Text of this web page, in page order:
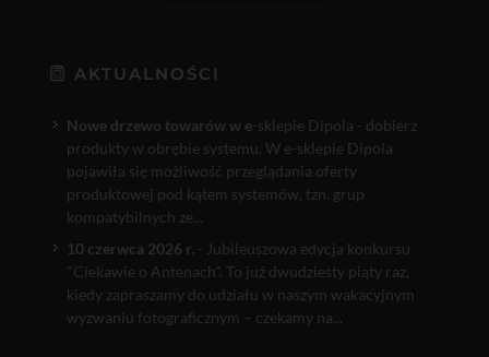
AKTUALNOŚCI
Nowe drzewo towarów w e-sklepie Dipola - dobierz
produkty w obrębie systemu. W e-sklepie Dipola
pojawiła się możliwość przeglądania oferty
produktowej pod kątem systemów, tzn. grup
kompatybilnych ze...
10 czerwca 2026 r. - Jubileuszowa edycja konkursu
"Ciekawie o Antenach". To już dwudziesty piąty raz,
kiedy zapraszamy do udziału w naszym wakacyjnym
wyzwaniu fotograficznym – czekamy na...